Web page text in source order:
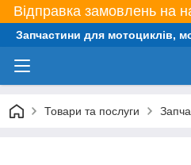
Відправка замовлень на
Запчастини для мотоциклів,
Товари та послуги